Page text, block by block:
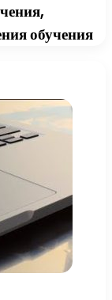
обучения